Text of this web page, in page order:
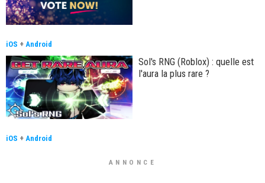
iOS + Android
Sol's RNG (Roblox) : quelle est
l'aura la plus rare ?
iOS + Android
ANNONCE